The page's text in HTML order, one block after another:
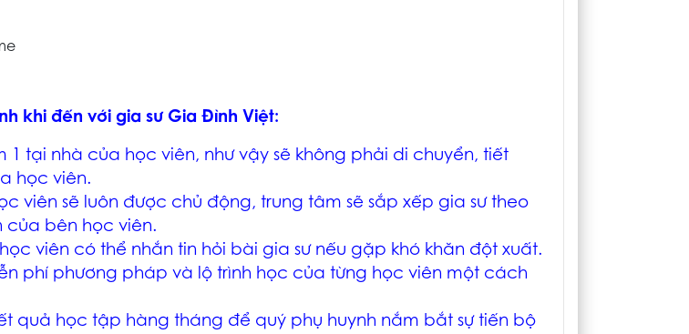
khi đến với gia sư Gia Đình Việt:
1 tại nhà của học viên, như vậy sẽ không phải di chuyển, tiết
học viên.
viên sẽ luôn được chủ động, trung tâm sẽ sắp xếp gia sư theo
của bên học viên.
viên có thể nhắn tin hỏi bài gia sư nếu gặp khó khăn đột xuất.
phí phương pháp và lộ trình học của từng học viên một cách
quả học tập hàng tháng để quý phụ huynh nắm bắt sự tiến bộ